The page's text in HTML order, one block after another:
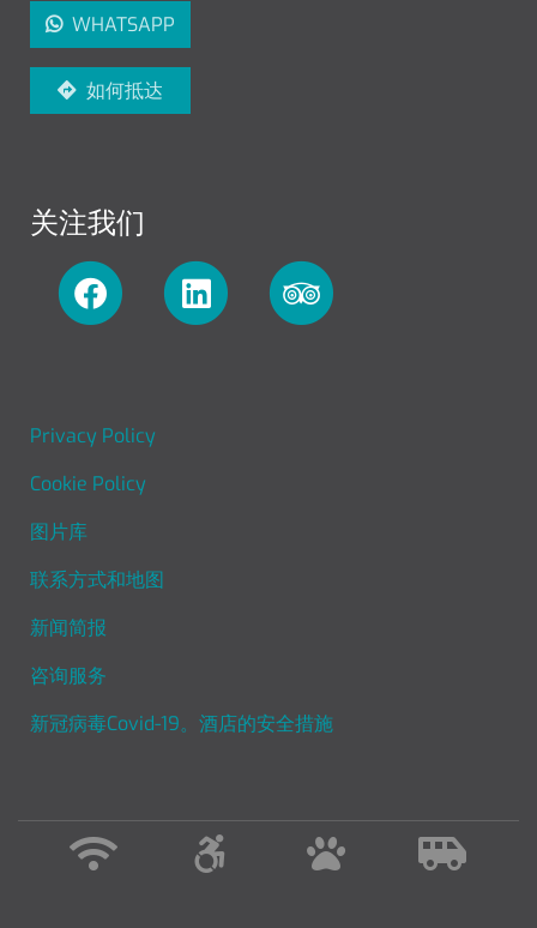
WHATSAPP
如何抵达
关注我们
FOOTER MENU
Privacy Policy
Cookie Policy
图片库
联系方式和地图
新闻简报
咨询服务
新冠病毒Covid-19。酒店的安全措施